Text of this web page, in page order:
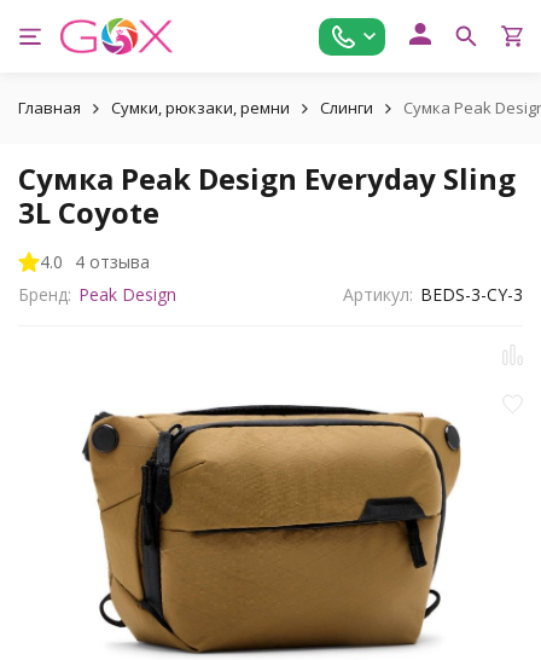
Главная Сумки, рюкзаки, ремни Слинги Сумка Peak
Сумка Peak Design Everyday Sling
3L Coyote
4.0
4 отзыва
Бренд: Peak Design Артикул: BEDS-3-CY-3